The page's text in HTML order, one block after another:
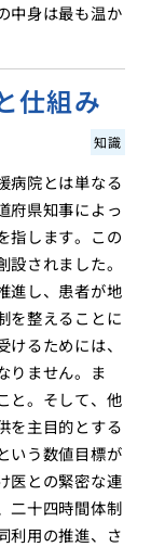
中身は最も温か
仕組み
知識
病院とは単なる
府県知事によっ
指します。この
されました。
進し、患者が地
を整えることに
るためには、
りません。ま
と。そして、他
を主目的とする
いう数値目標が
医との緊密な連
二十四時間体制
利用の推進、さ